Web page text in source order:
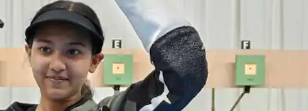
21) 14 வயதான திலோத்தமா,
வெண்கலப் பதக்கம் வென்றார்.
அவர் கெய்ரோவில் நடந்த ஜூனியர்